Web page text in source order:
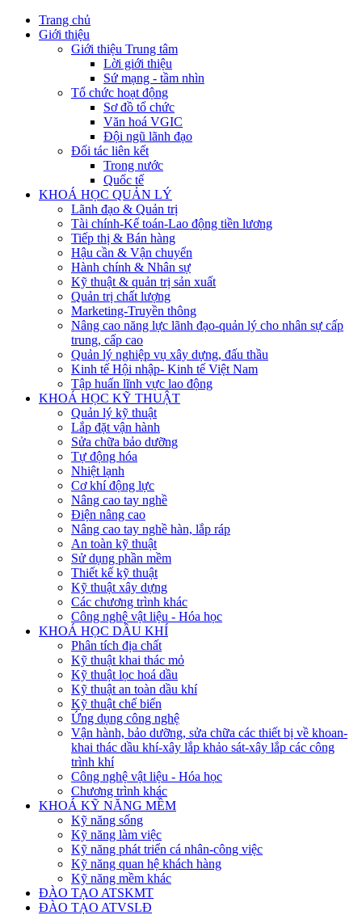
Trang chủ
Giới thiệu
Giới thiệu Trung tâm
Lời giới thiệu
Sứ mạng - tầm nhìn
Tổ chức hoạt động
Sơ đồ tổ chức
Văn hoá VGIC
Đội ngũ lãnh đạo
Đối tác liên kết
Trong nước
Quốc tế
KHOÁ HỌC QUẢN LÝ
Lãnh đạo & Quản trị
Tài chính-Kế toán-Lao động tiền lương
Tiếp thị & Bán hàng
Hậu cần & Vận chuyển
Hành chính & Nhân sự
Kỹ thuật & quản trị sản xuất
Quản trị chất lượng
Marketing-Truyền thông
Nâng cao năng lực lãnh đạo-quản lý cho nhân sự cấp
trung, cấp cao
Quản lý nghiệp vụ xây dựng, đấu thầu
Kinh tế Hội nhập- Kinh tế Việt Nam
Tập huấn lĩnh vực lao động
KHOÁ HỌC KỸ THUẬT
Quản lý kỹ thuật
Lắp đặt vận hành
Sửa chữa bảo dưỡng
Tự động hóa
Nhiệt lạnh
Cơ khí động lực
Nâng cao tay nghề
Điện nâng cao
Nâng cao tay nghề hàn, lắp ráp
An toàn kỹ thuật
Sử dụng phần mềm
Thiết kế kỹ thuật
Kỹ thuật xây dựng
Các chương trình khác
Công nghệ vật liệu - Hóa học
KHOÁ HỌC DẦU KHÍ
Phân tích địa chất
Kỹ thuật khai thác mỏ
Kỹ thuật lọc hoá dầu
Kỹ thuật an toàn dầu khí
Kỹ thuật chế biến
Ứng dụng công nghệ
Vận hành, bảo dưỡng, sửa chữa các thiết bị về khoan-
khai thác dầu khí-xây lắp khảo sát-xây lắp các công
trình khí
Công nghệ vật liệu - Hóa học
Chương trình khác
KHOÁ KỸ NĂNG MỀM
Kỹ năng sống
Kỹ năng làm việc
Kỹ năng phát triển cá nhân-công việc
Kỹ năng quan hệ khách hàng
Kỹ năng mềm khác
ĐÀO TẠO ATSKMT
ĐÀO TẠO ATVSLĐ